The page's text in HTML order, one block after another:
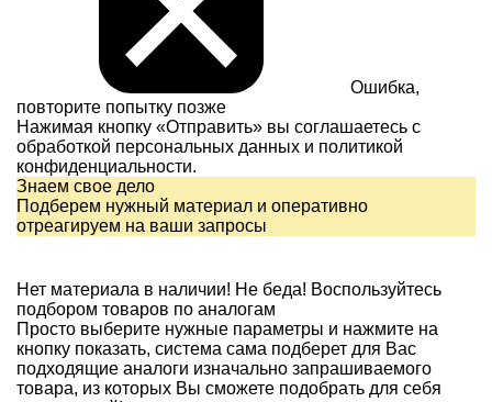
Ошибка,
повторите попытку позже
Нажимая кнопку «Отправить» вы соглашаетесь с
обработкой персональных данных и политикой
конфиденциальности.
Знаем свое дело
Подберем нужный материал и оперативно
отреагируем на ваши запросы
Нет материала в наличии! Не беда! Воспользуйтесь
подбором товаров по аналогам
Просто выберите нужные параметры и нажмите на
кнопку показать, система сама подберет для Вас
подходящие аналоги изначально запрашиваемого
товара, из которых Вы сможете подобрать для себя